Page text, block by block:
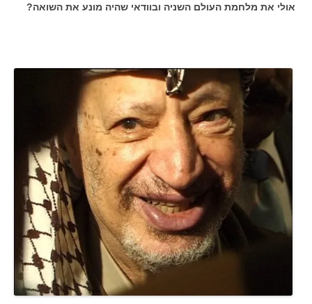
אולי את מלחמת העולם השניה ובוודאי שהיה מונע את השואה?